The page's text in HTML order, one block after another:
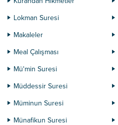
Lokman Suresi
Makaleler
Meal Çalışması
Mü'min Suresi
Müddessir Suresi
Müminun Suresi
Münafikun Suresi